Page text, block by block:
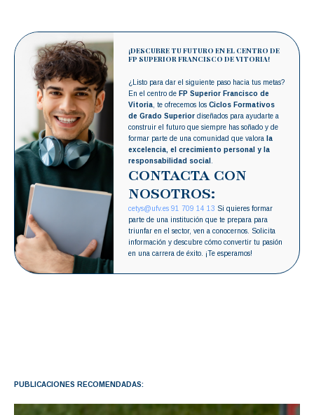
¡DESCUBRE TU FUTURO EN EL CENTRO DE
FP SUPERIOR FRANCISCO DE VITORIA!
¿Listo para dar el siguiente paso hacia tus metas?
En el centro de FP Superior Francisco de
Vitoria , te ofrecemos losCiclos Formativos
de Grado Superior diseñados para ayudarte a
construir el futuro que siempre has soñado y de
formar parte de una comunidad que valora
la
excelencia, el crecimiento personal y la
responsabilidad social
CONTACTA CON
NOSOTROS:
cetys@ufv.es 91 709 14 13 Si quieres formar
parte de una institución que te prepara para
triunfar en el sector, ven a conocernos. Solicita
información y descubre cómo convertir tu pasión
en una carrera de éxito. ¡Te esperamos!
PUBLICACIONES RECOMENDADAS: